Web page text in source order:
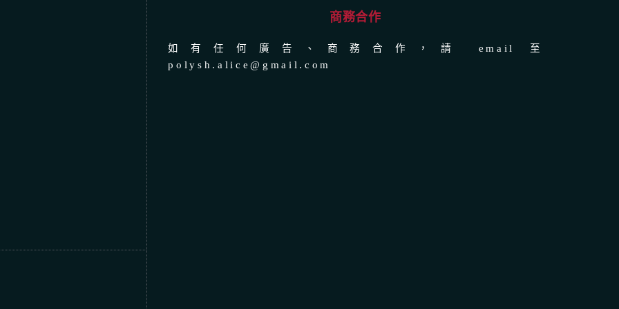
商務合作
如有任何廣告、商務合作，請 email 至
polysh.alice@gmail.com